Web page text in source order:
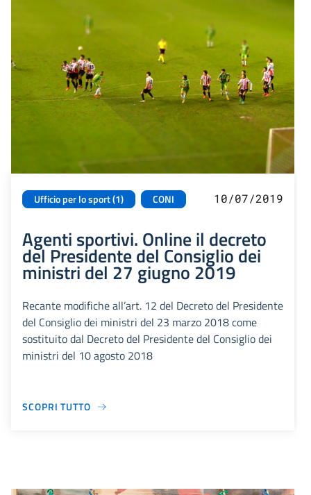
Ufficio per lo sport (1) CONI 10/07/2019
Agenti sportivi. Online il decreto
del Presidente del Consiglio dei
ministri del 27 giugno 2019
Recante modifiche all’art. 12 del Decreto del Presidente
del Consiglio dei ministri del 23 marzo 2018 come
sostituito dal Decreto del Presidente del Consiglio dei
ministri del 10 agosto 2018
SCOPRI TUTTO